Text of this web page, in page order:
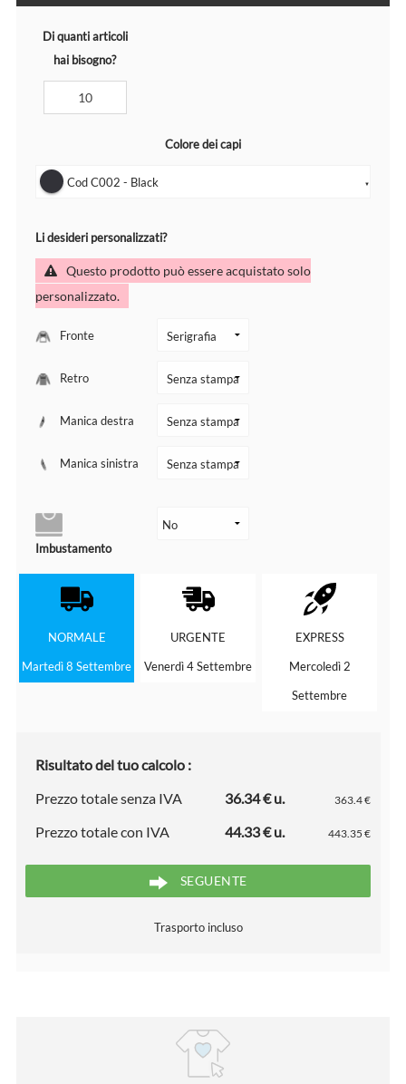
Di quanti articoli
hai bisogno?
Colore dei capi
Cod C002 - Black ▼
Li desideri personalizzati?
Questo prodotto può essere acquistato solo
personalizzato.
Fronte
Retro
Manica destra
Manica sinistra
Imbustamento
NORMALE
Martedì 8 Settembre
URGENTE
Venerdì 4 Settembre
EXPRESS
Mercoledì 2
Settembre
Risultato del tuo calcolo :
Prezzo totale senza IVA
36.34 € u. 363.4 €
Prezzo totale con IVA 44.33 € u. 443.35 €
SEGUENTE
Trasporto incluso